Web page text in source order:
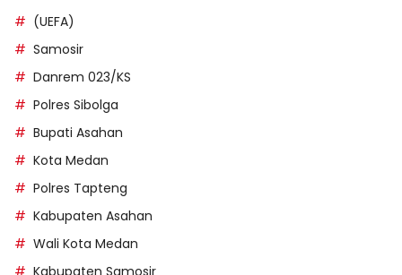
(UEFA)
Samosir
Danrem 023/KS
Polres Sibolga
Bupati Asahan
Kota Medan
Polres Tapteng
Kabupaten Asahan
Wali Kota Medan